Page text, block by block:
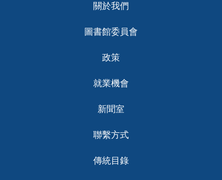
關於我們
圖書館委員會
政策
就業機會
新聞室
聯繫方式
傳統目錄